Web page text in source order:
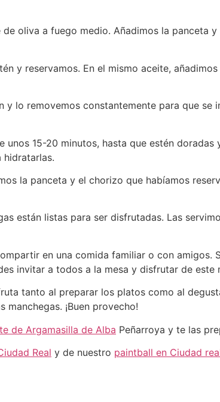
de oliva a fuego medio. Añadimos la
y reservamos. En el mismo aceite,
y lo removemos constantemente para que
unos 15-20 minutos, hasta que estén
hidratarlas.
la panceta y el chorizo que habíamos
están listas para ser disfrutadas. Las
en una comida familiar o con
invitar a todos a la mesa y disfrutar de este
tanto al preparar los platos como al
¡Buen provecho!
de Argamasilla de Alba Peñarroya y te las
Real y de nuestro paintball en Ciudad